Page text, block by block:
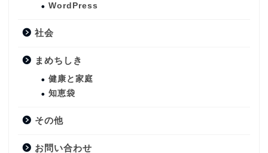
WordPress
社会
まめちしき
健康と家庭
知恵袋
その他
お問い合わせ